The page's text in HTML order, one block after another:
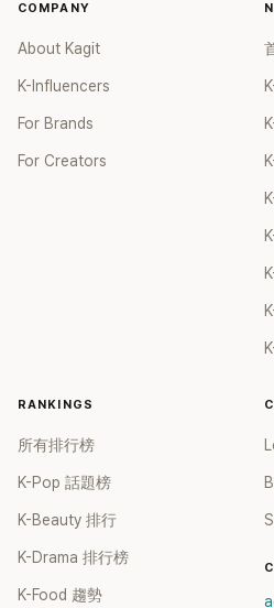
COMPANY
About Kagit
K-Influencers
For Brands
For Creators
RANKINGS
所有排行榜
K-Pop 話題榜
K-Beauty 排行
K-Drama 排行榜
K-Food 趨勢